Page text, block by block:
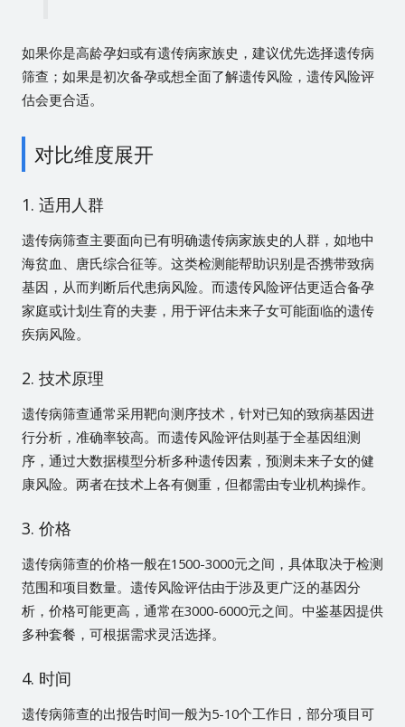
如果你是高龄孕妇或有遗传病家族史，建议优先选择遗传病
筛查；如果是初次备孕或想全面了解遗传风险，遗传风险评
估会更合适。
对比维度展开
1. 适用人群
遗传病筛查主要面向已有明确遗传病家族史的人群，如地中
海贫血、唐氏综合征等。这类检测能帮助识别是否携带致病
基因，从而判断后代患病风险。而遗传风险评估更适合备孕
家庭或计划生育的夫妻，用于评估未来子女可能面临的遗传
疾病风险。
2. 技术原理
遗传病筛查通常采用靶向测序技术，针对已知的致病基因进
行分析，准确率较高。而遗传风险评估则基于全基因组测
序，通过大数据模型分析多种遗传因素，预测未来子女的健
康风险。两者在技术上各有侧重，但都需由专业机构操作。
3. 价格
遗传病筛查的价格一般在1500-3000元之间，具体取决于检测
范围和项目数量。遗传风险评估由于涉及更广泛的基因分
析，价格可能更高，通常在3000-6000元之间。中鉴基因提供
多种套餐，可根据需求灵活选择。
4. 时间
遗传病筛查的出报告时间一般为5-10个工作日，部分项目可